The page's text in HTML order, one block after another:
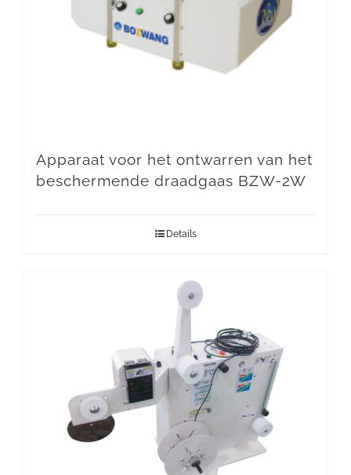
Apparaat voor het ontwarren van het
beschermende draadgaas BZW-2W
Details